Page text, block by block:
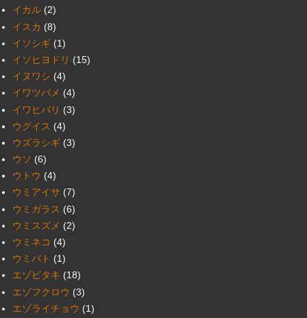
イカル (2)
イスカ (8)
イソシギ (1)
イソヒヨドリ (15)
イヌワシ (4)
イワツバメ (4)
イワヒバリ (3)
ウグイス (4)
ウズラシギ (3)
ウソ (6)
ウトウ (4)
ウミアイサ (7)
ウミガラス (6)
ウミスズメ (2)
ウミネコ (4)
ウミバト (1)
エゾビタキ (18)
エゾフクロウ (3)
エゾライチョウ (1)